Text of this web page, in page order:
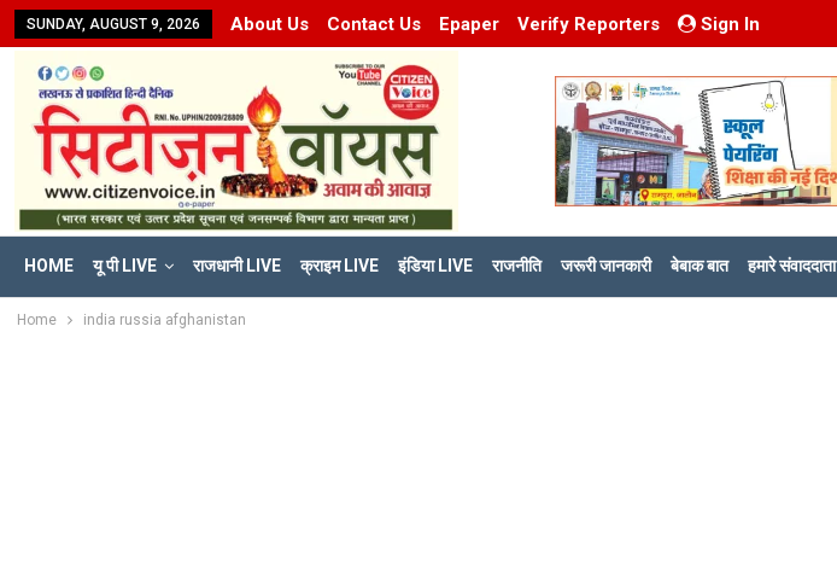
SUNDAY, AUGUST 9, 2026 About Us Contact Us Epaper Verify Reporters Sign In
HOME यू पी LIVE राजधानी LIVE क्राइम LIVE इंडिया LIVE राजनीति जरूरी जानकारी बेबाक बात हमारे संवाददाता
Home india russia afghanistan